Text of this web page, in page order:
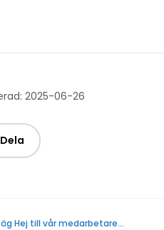
2025-06-26
Dela
Hej till vår medarbetare…